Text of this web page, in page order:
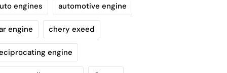
engines automotive engine
engine chery exeed
engine